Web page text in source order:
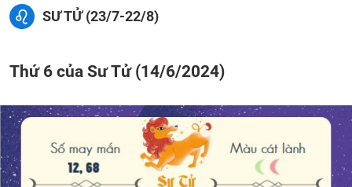
SƯ TỬ (23/7-22/8)
Thứ 6 của Sư Tử (14/6/2024)